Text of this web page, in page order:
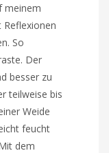
meinem
So
Der
besser zu
teilweise bis
Weide
feucht
dem